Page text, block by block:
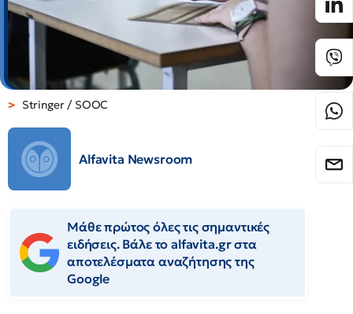
Stringer / SOOC
Alfavita Newsroom
Μάθε πρώτος όλες τις σημαντικές
ειδήσεις. Βάλε το alfavita.gr στα
αποτελέσματα αναζήτησης της
Google